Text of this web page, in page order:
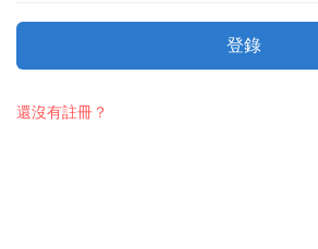
登錄
還沒有註冊？